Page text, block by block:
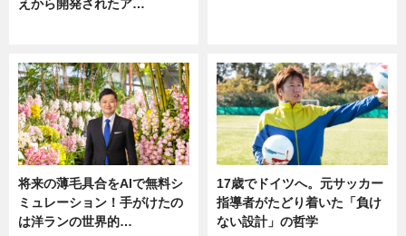
えから開発されたア…
将来の薄毛具合をAIで無料シ
ミュレーション！手がけたの
は洋ランの世界的…
17歳でドイツへ。元サッカー
指導者がたどり着いた「負け
ない設計」の哲学